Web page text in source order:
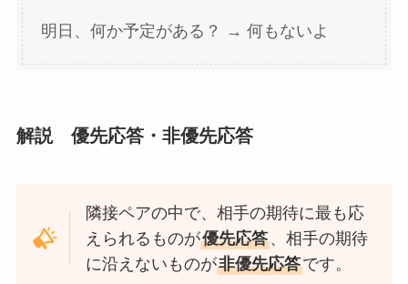
明日、何か予定がある？ → 何もないよ
解説 優先応答・非優先応答
隣接ペアの中で、相手の期待に最も応
えられるものが優先応答、相手の期待
に沿えないものが非優先応答です。